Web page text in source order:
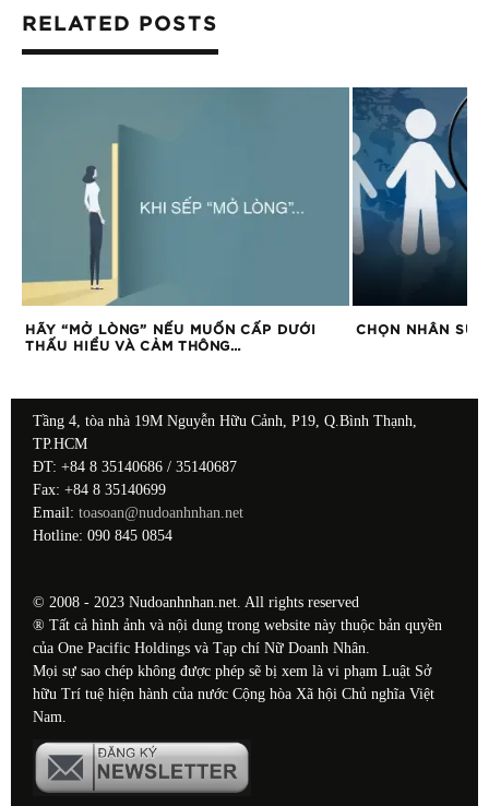
RELATED POSTS
HÃY “MỞ LÒNG” NẾU MUỐN CẤP DƯỚI
THẤU HIỂU VÀ CẢM THÔNG…
CHỌN NHÂN SỰ
Tầng 4, tòa nhà 19M Nguyễn Hữu Cảnh, P19, Q.Bình Thạnh,
TP.HCM
ĐT: +84 8 35140686 / 35140687
Fax: +84 8 35140699
Email: toasoan@nudoanhnhan.net
Hotline: 090 845 0854
© 2008 - 2023 Nudoanhnhan.net. All rights reserved
® Tất cả hình ảnh và nội dung trong website này thuộc bản quyền
của One Pacific Holdings và Tạp chí Nữ Doanh Nhân.
Mọi sự sao chép không được phép sẽ bị xem là vi phạm Luật Sở
hữu Trí tuệ hiện hành của nước Cộng hòa Xã hội Chủ nghĩa Việt
Nam.